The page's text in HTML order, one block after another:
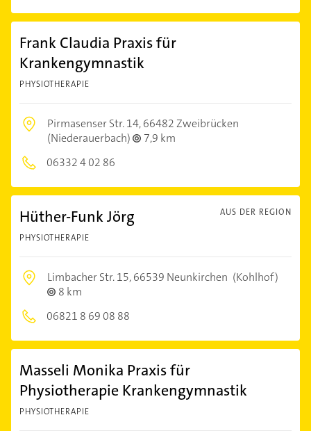
Frank Claudia Praxis für
Krankengymnastik
PHYSIOTHERAPIE
Pirmasenser Str. 14,66482 Zweibrücken
(Niederauerbach)
7,9 km
06332 4 02 86
AUS DER REGION
Hüther-Funk Jörg
PHYSIOTHERAPIE
Limbacher Str. 15,66539 Neunkirchen (Kohlhof)
8 km
06821 8 69 08 88
Masseli Monika Praxis für
Physiotherapie Krankengymnastik
PHYSIOTHERAPIE